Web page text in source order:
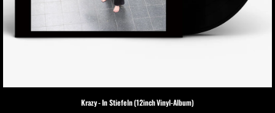
Krazy - In Stiefeln (12inch Vinyl-Album)